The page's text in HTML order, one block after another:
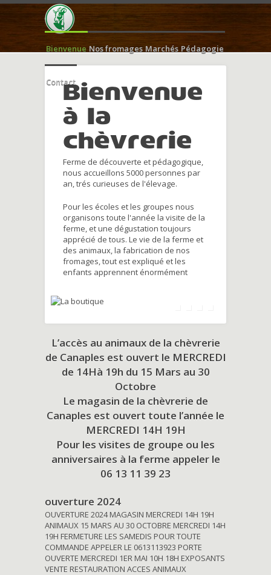
Bienvenue Nos fromages Marchés Pédagogie
ContactBienvenue
à la
chèvrerie
Ferme de découverte et pédagogique,
nous accueillons 5000 personnes par
an, trés curieuses de l'élevage.
Pour les écoles et les groupes nous
organisons toute l'année la visite de la
ferme, et une dégustation toujours
apprécié de tous. Le vie de la ferme et
des animaux, la fabrication de nos
fromages, tout est expliqué et les
enfants apprennent énormément
L’accès au animaux de la chèvrerie
de Canaples est ouvert le MERCREDI
de 14Hà 19h du 15 Mars au 30
Octobre
Le magasin de la chèvrerie de
Canaples est ouvert toute l’année le
MERCREDI 14H 19H
Pour les visites de groupe ou les
anniversaires à la ferme appeler le
06 13 11 39 23
ouverture 2024
OUVERTURE 2024 MAGASIN MERCREDI 14H 19H
ANIMAUX 15 MARS AU 30 OCTOBRE MERCREDI 14H
19H FERMETURE LES SAMEDIS POUR TOUTE
COMMANDE APPELER LE 0613113923 PORTE
OUVERTE MERCREDI 1ER MAI 10H 18H EXPOSANTS
VENTE RESTAURATION ACCES ANIMAUX